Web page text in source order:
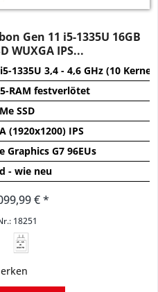
Gen 11 i5-1335U 16GB
WUXGA IPS...
1335U 3,4 - 4,6 GHz (10 Kerne)
RAM festverlötet
SSD
(1920x1200) IPS
Graphics G7 96EUs
- wie neu
€ *
18251
45 - 65
W
USB PD